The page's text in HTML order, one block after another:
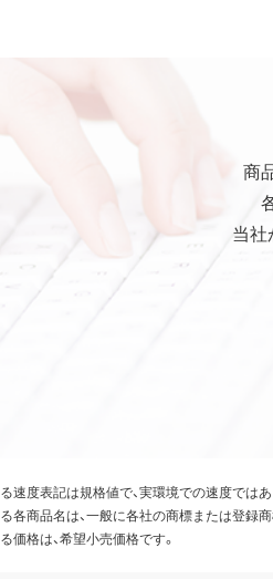
商
当社
速度表記は規格値で、実環境での速度ではあ
各商品名は、一般に各社の商標または登録商
格は、希望小売価格です。